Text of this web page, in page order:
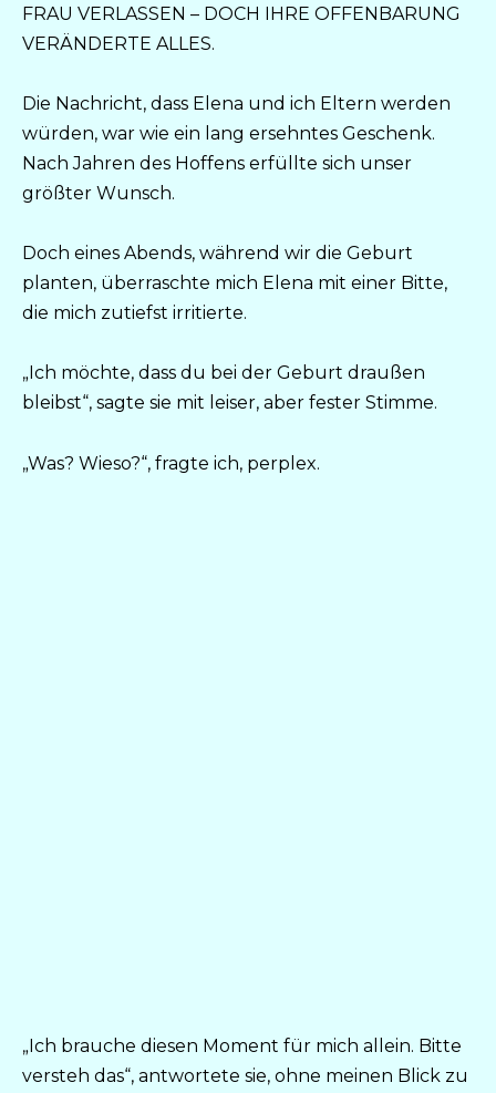
FRAU VERLASSEN – DOCH IHRE OFFENBARUNG
VERÄNDERTE ALLES.
Die Nachricht, dass Elena und ich Eltern werden
würden, war wie ein lang ersehntes Geschenk.
Nach Jahren des Hoffens erfüllte sich unser
größter Wunsch.
Doch eines Abends, während wir die Geburt
planten, überraschte mich Elena mit einer Bitte,
die mich zutiefst irritierte.
„Ich möchte, dass du bei der Geburt draußen
bleibst“, sagte sie mit leiser, aber fester Stimme.
„Was? Wieso?“, fragte ich, perplex.
„Ich brauche diesen Moment für mich allein. Bitte
versteh das“, antwortete sie, ohne meinen Blick zu